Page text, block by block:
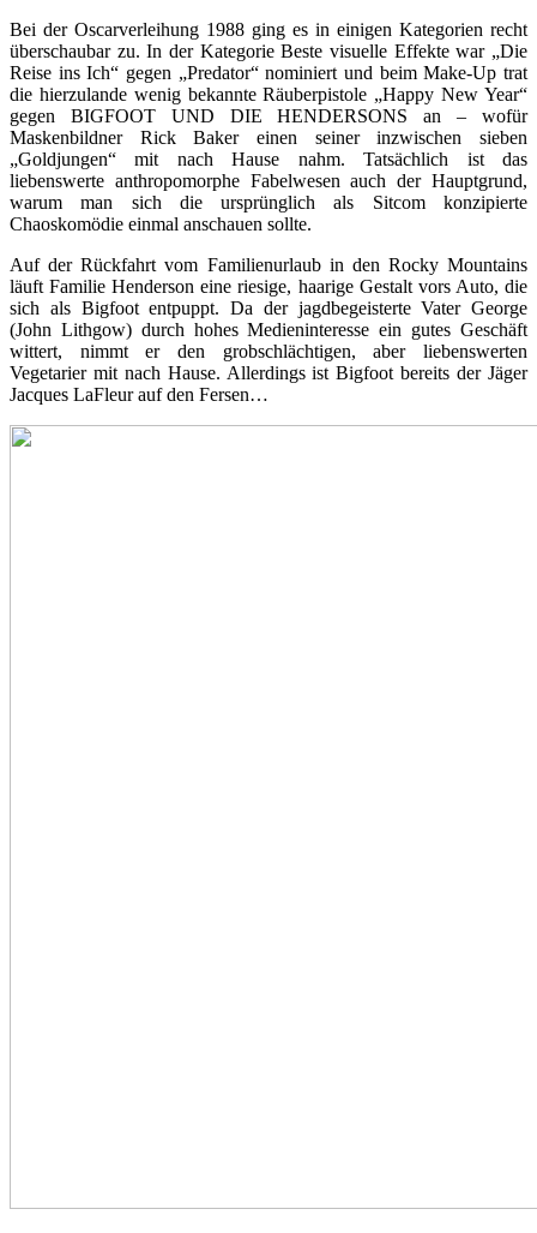
Bei der Oscarverleihung 1988 ging es in einigen Kategorien recht
überschaubar zu. In der Kategorie Beste visuelle Effekte war „Die
Reise ins Ich“ gegen „Predator“ nominiert und beim Make-Up trat
die hierzulande wenig bekannte Räuberpistole „Happy New Year“
gegen BIGFOOT UND DIE HENDERSONS an – wofür
Maskenbildner Rick Baker einen seiner inzwischen sieben
„Goldjungen“ mit nach Hause nahm. Tatsächlich ist das
liebenswerte anthropomorphe Fabelwesen auch der Hauptgrund,
warum man sich die ursprünglich als Sitcom konzipierte
Chaoskomödie einmal anschauen sollte.
Auf der Rückfahrt vom Familienurlaub in den Rocky Mountains
läuft Familie Henderson eine riesige, haarige Gestalt vors Auto, die
sich als Bigfoot entpuppt. Da der jagdbegeisterte Vater George
(John Lithgow) durch hohes Medieninteresse ein gutes Geschäft
wittert, nimmt er den grobschlächtigen, aber liebenswerten
Vegetarier mit nach Hause. Allerdings ist Bigfoot bereits der Jäger
Jacques LaFleur auf den Fersen…